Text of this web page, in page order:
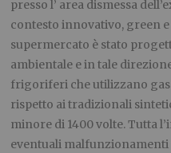
presso l’ area dismessa
contesto innovativo, green
supermercato è stato
ambientale e in tale
frigoriferi che utilizzano
rispetto ai tradizionali
minore di 1400 volte. Tutta
eventuali malfunzionamenti